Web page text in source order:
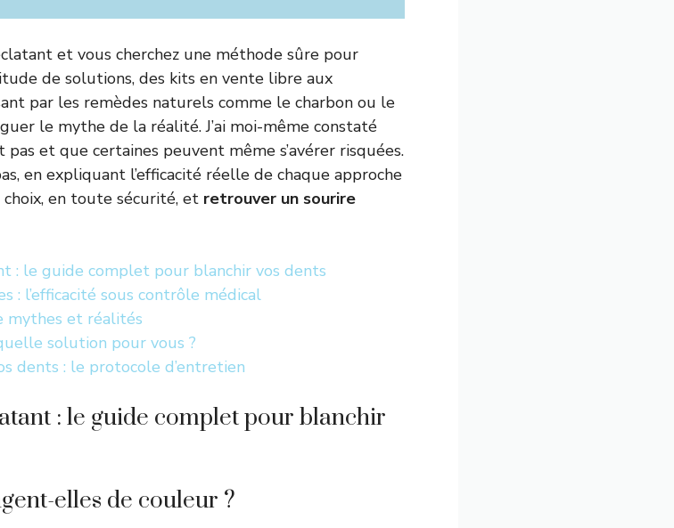
et vous cherchez une méthode sûre pour
de solutions, des kits en vente libre aux
par les remèdes naturels comme le charbon ou le
le mythe de la réalité. J’ai moi-même constaté
et que certaines peuvent même s’avérer risquées.
en expliquant l’efficacité réelle de chaque approche
en toute sécurité, et retrouver un sourire
: le guide complet pour blanchir vos dents
: l’efficacité sous contrôle médical
mythes et réalités
solution pour vous ?
dents : le protocole d’entretien
: le guide complet pour blanchir
elles de couleur ?